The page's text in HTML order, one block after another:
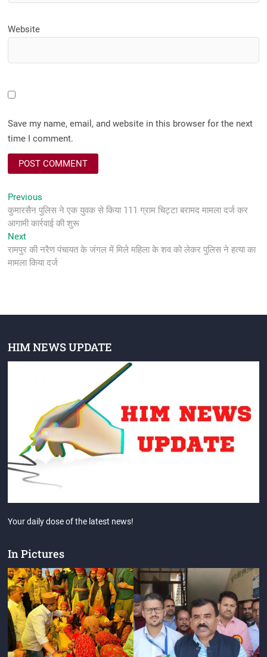
Website
Save my name, email, and website in this browser for the next
time I comment.
Post
navigation
Previous
post:
कुमारसैन पुलिस ने एक युवक से किया 111 ग्राम चिट्टा बरामद मामला दर्ज कर
आगामी कार्रवाई की शुरू
NextNext
post:
रामपुर की नरैण पंचायत के जंगल में मिले महिला के शव को लेकर पुलिस ने हत्या का
मामला किया दर्ज
HIM NEWS UPDATE
Your daily dose of the latest news!
In Pictures